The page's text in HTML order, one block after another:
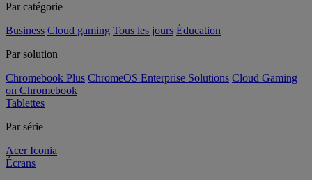
Par catégorie
Business Cloud gaming Tous les jours Éducation
Par solution
Chromebook Plus ChromeOS Enterprise Solutions Cloud Gaming
on Chromebook
Tablettes
Par série
Acer Iconia
Écrans